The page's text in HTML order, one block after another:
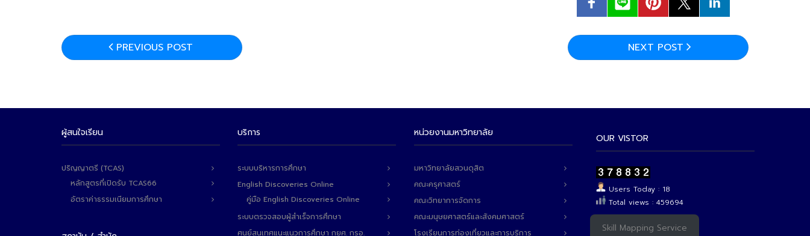
PREVIOUS POST NEXT POST
ผู้สนใจเรียน
ปริญญาตรี (TCAS)
หลักสูตรที่เปิดรับ TCAS66
อัตราค่าธรรมเนียมการศึกษา
บริการ
ระบบบริหารการศึกษา
English Discoveries Online
คู่มือ English Discoveries Online
ระบบตรวจสอบผู้สำเร็จการศึกษา
ศูนย์สนเทศแนะแนวการศึกษา กยศ. กรอ.
หน่วยงานมหาวิทยาลัย
มหาวิทยาลัยสวนดุสิต
คณะครุศาสตร์
คณะวิทยาการจัดการ
คณะมนุษยศาสตร์และสังคมศาสตร์
โรงเรียนการท่องเที่ยวและการบริการ
OUR VISTOR
Users Today : 18
Total views : 459694
Skill Mapping Service